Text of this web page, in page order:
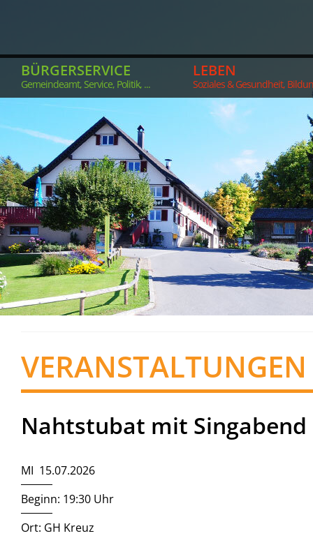
BÜRGERSERVICE
Gemeindeamt, Service, Politik, ...
LEBEN
Soziales & Gesundheit,
VERANSTALTUNGEN
Nahtstubat mit Singabend
MI 15.07.2026
Beginn: 19:30 Uhr
Ort: GH Kreuz